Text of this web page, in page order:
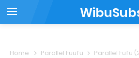
Home Parallel Fuufu ParaIIeI Fufu